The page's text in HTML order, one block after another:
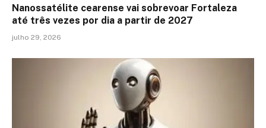
Nanossatélite cearense vai sobrevoar Fortaleza
até três vezes por dia a partir de 2027
julho 29, 2026